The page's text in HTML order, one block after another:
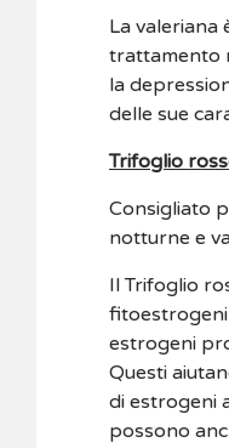
La valeriana
trattamento
la
delle sue
Trifoglio
Consigliato
notturne e
Il Trifoglio
estrogeni
Questi
di estrogeni
possono